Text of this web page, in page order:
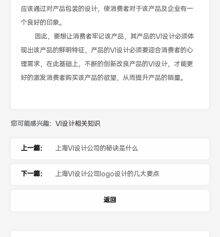
应该通过对产品包装的设计，使消费者对于该产品及企业有一
个良好的印象。
因此，要想让消费者牢记该产品，其产品的VI设计必须体
现出该产品的鲜明特征，产品的VI设计必须要迎合消费者的心
理需求，在此基础上，不断的创新改良产品的VI设计，才能更
好的激发消费者购买该产品的欲望，从而提升产品的销量。
您可能感兴趣：VI设计相关知识
上一篇： 上海VI设计公司的秘诀是什么
下一篇： 上海VI设计公司logo设计的几大要点
返回